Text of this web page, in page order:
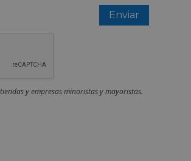
y empresas minoristas y mayoristas.